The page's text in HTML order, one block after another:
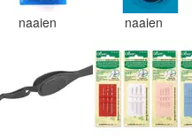
naaien naaien